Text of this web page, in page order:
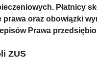
Płatnicy
oraz obowiązki
Prawa
ZUS